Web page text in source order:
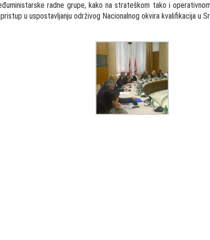
radne grupe, kako na strateškom tako i
u uspostavljanju održivog Nacionalnog okvira kvalifikacija u